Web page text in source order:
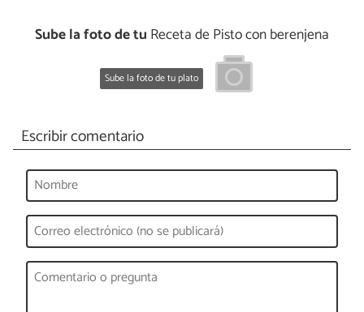
Sube la foto de tu Receta de Pisto con berenjena
Sube la foto de tu plato
Escribir comentario